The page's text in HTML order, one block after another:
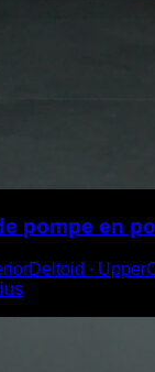
pompe en
∙